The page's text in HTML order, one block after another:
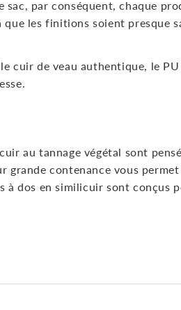
par conséquent, chaque
les finitions soient presque
cuir de veau authentique, le
au tannage végétal sont
grande contenance vous
à dos en similicuir sont conçus